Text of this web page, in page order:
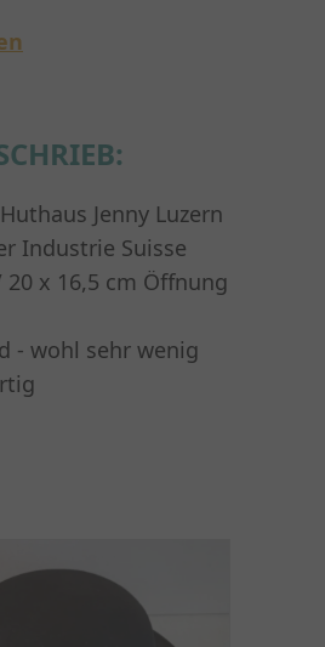
Jenny Luzern
Industrie Suisse
20 x 16,5 cm Öffnung
- wohl sehr wenig